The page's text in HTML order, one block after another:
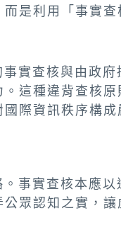
是利用「事實
實查核與由政府
這種違背查核
際資訊秩序構成
事實查核本應
眾認知之實，